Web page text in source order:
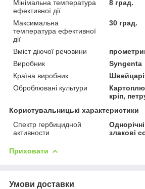
Мінімальна температура
ефективної дії
8 град.
Максимальна
температура ефективної
дії
30 град.
Вміст діючої речовини
Виробник
Syngenta
Країна виробник
Оброблювані культури
кріп,
Користувальницькі характеристики
Спектр гербицидной
активности
злакові
Приховати
Умови доставки